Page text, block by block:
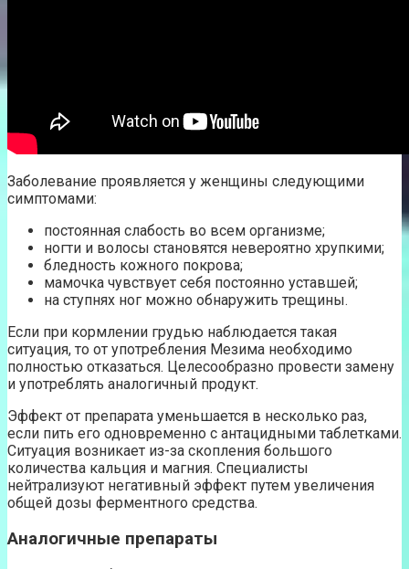
Заболевание проявляется у женщины следующими
симптомами:
постоянная слабость во всем организме;
ногти и волосы становятся невероятно хрупкими;
бледность кожного покрова;
мамочка чувствует себя постоянно уставшей;
на ступнях ног можно обнаружить трещины.
Если при кормлении грудью наблюдается такая
ситуация, то от употребления Мезима необходимо
полностью отказаться. Целесообразно провести замену
и употреблять аналогичный продукт.
Эффект от препарата уменьшается в несколько раз,
если пить его одновременно с антацидными таблетками.
Ситуация возникает из-за скопления большого
количества кальция и магния. Специалисты
нейтрализуют негативный эффект путем увеличения
общей дозы ферментного средства.
Аналогичные препараты